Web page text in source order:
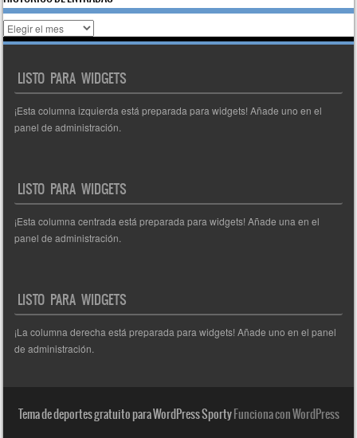
Histórico
de
LISTO PARA WIDGETS
¡Esta columna izquierda está preparada para widgets! Añade uno en el
panel de administración.
LISTO PARA WIDGETS
¡Esta columna centrada está preparada para widgets! Añade una en el
panel de administración.
LISTO PARA WIDGETS
¡La columna derecha está preparada para widgets! Añade uno en el panel
de administración.
Tema de deportes gratuito para WordPress SportyFunciona con WordPress